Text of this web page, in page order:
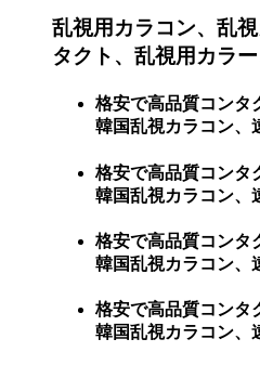
乱視用カラコン、乱
タクト、乱視用カラ
格安で高品質コンタ
韓国乱視カラコン、
格安で高品質コンタ
韓国乱視カラコン、
格安で高品質コンタ
韓国乱視カラコン、
格安で高品質コンタ
韓国乱視カラコン、